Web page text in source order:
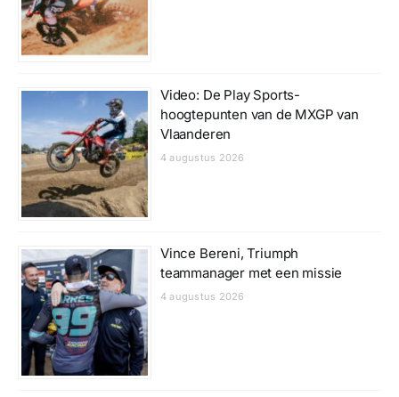
Video: De Play Sports-
hoogtepunten van de MXGP van
Vlaanderen
4 augustus 2026
Vince Bereni, Triumph
teammanager met een missie
4 augustus 2026